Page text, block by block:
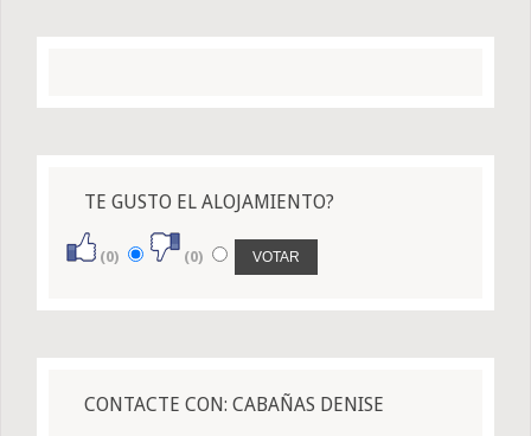
TE GUSTO EL ALOJAMIENTO?
(0) (0)
CONTACTE CON: CABAÑAS DENISE